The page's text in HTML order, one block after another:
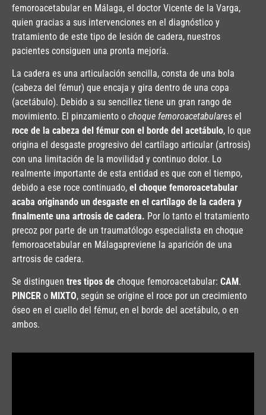
femoroacetabular en Málaga, el doctor Vicente de la Varga,
quien gracias a sus intervenciones en el diagnóstico y
tratamiento de este tipo de lesión de cadera, nuestros
pacientes consiguen una pronta mejoría.
La cadera es una articulación sencilla, consta de una bola
(cabeza del fémur) que encaja y gira dentro de una copa
(acetábulo). Debido a su sencillez tiene un gran rango de
movimiento. El pinzamiento o choque femoroacetabulares el
roce de la cabeza del fémur con el borde del acetábulo, lo que
origina el desgaste progresivo del cartílago articular (artrosis)
con una limitación de la movilidad y continuo dolor. Lo
realmente importante de esta entidad es que con el tiempo,
debido a ese roce continuado, el choque femoroacetabular
acaba originando un desgaste en el cartílago de la cadera y
finalmente una artrosis de cadera. Por lo tanto el tratamiento
precoz por parte de un traumatólogo especialista en choque
femoroacetabular en Málagapreviene la aparición de una
artrosis de cadera.
Se distinguen tres tipos de choque femoroacetabular: CAM .
PINCER o MIXTO, según se origine el roce por un crecimiento
óseo en el cuello del fémur, en el borde del acetábulo, o en
ambos.